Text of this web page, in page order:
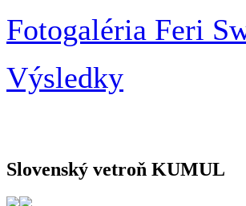
Fotogaléria Feri
Výsledky
Slovenský vetroň KUMUL